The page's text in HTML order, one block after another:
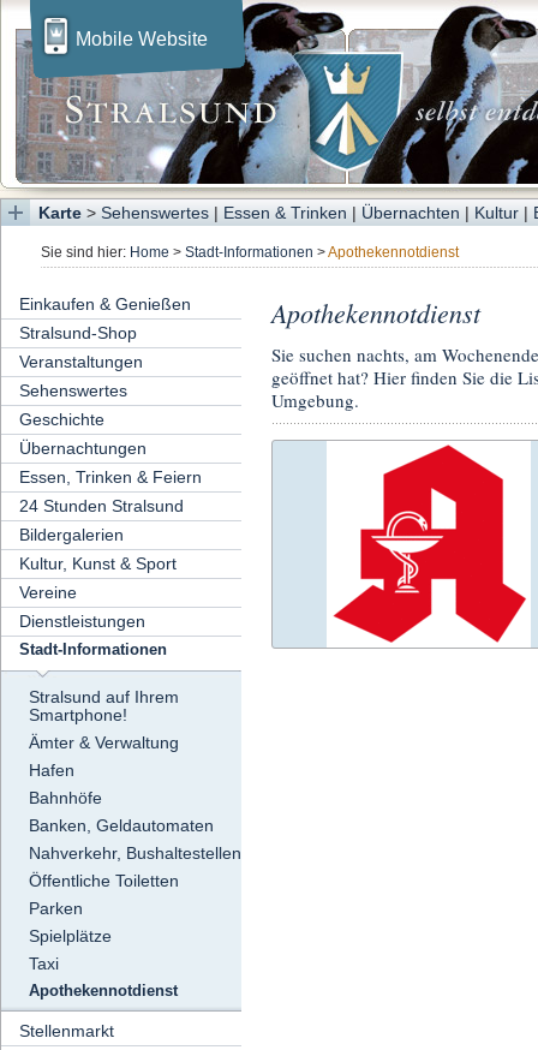
Mobile Website
Karte > Sehenswertes | Essen & Trinken | Übernachten | Kultur |
Sie sind hier: Home > Stadt-Informationen >Apothekennotdienst
Einkaufen & Genießen
Stralsund-Shop
Veranstaltungen
Sehenswertes
Geschichte
Übernachtungen
Essen, Trinken & Feiern
24 Stunden Stralsund
Bildergalerien
Kultur, Kunst & Sport
Vereine
Dienstleistungen
Stadt-Informationen
Stralsund auf Ihrem
Smartphone!
Ämter & Verwaltung
Hafen
Bahnhöfe
Banken, Geldautomaten
Nahverkehr, Bushaltestellen
Öffentliche Toiletten
Parken
Spielplätze
Taxi
Apothekennotdienst
Stellenmarkt
Apothekennotdienst
Sie suchen nachts, am
geöffnet hat? Hier finden Sie die
Umgebung.